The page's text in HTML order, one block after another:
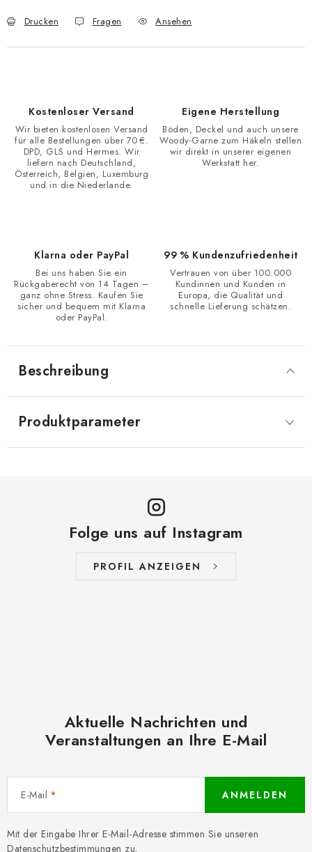
Drucken Fragen Ansehen
Kostenloser Versand
Wir bieten kostenlosen Versand
für alle Bestellungen über 70 €.
DPD, GLS und Hermes. Wir
liefern nach Deutschland,
Österreich, Belgien, Luxemburg
und in die Niederlande.
Eigene Herstellung
Böden, Deckel und auch unsere
Woody-Garne zum Häkeln stellen
wir direkt in unserer eigenen
Werkstatt her.
Klarna oder PayPal
Bei uns haben Sie ein
Rückgaberecht von 14 Tagen –
ganz ohne Stress. Kaufen Sie
sicher und bequem mit Klarna
oder PayPal.
99 % Kundenzufriedenheit
Vertrauen von über 100.000
Kundinnen und Kunden in
Europa, die Qualität und
schnelle Lieferung schätzen.
Beschreibung
Produktparameter
Folge uns auf Instagram
PROFIL ANZEIGEN
Aktuelle Nachrichten und
Veranstaltungen an Ihre E-Mail
E-Mail
Mit der Eingabe Ihrer E-Mail-Adresse stimmen Sie unseren
Datenschutzbestimmungen zu.
ANMELDEN